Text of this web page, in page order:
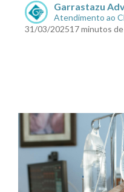
Garrastazu
Atendimento ao
31/03/202517 minutos